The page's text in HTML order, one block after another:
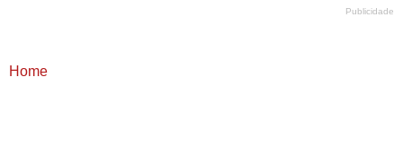
Publicidade
Home